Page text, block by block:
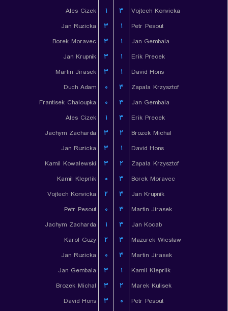
Ales Cizek
۱ ۳
Vojtech Konvicka
Jan Ruzicka
۳ ۱
Petr Pesout
Borek Moravec
۳ ۱
Jan Gembala
Jan Krupnik
۳ ۱
Erik Precek
Martin Jirasek
۳ ۱
David Hons
Duch Adam
۰ ۳
Zapala Krzysztof
Frantisek Chaloupka
۰ ۳
Jan Gembala
Ales Cizek
۱ ۳
Erik Precek
Jachym Zacharda
۳ ۲
Brozek Michal
Jan Ruzicka
۳ ۱
David Hons
Kamil Kowalewski
۳ ۲
Zapala Krzysztof
Kamil Kleprlik
۰ ۳
Borek Moravec
Vojtech Konvicka
۲ ۳
Jan Krupnik
Petr Pesout
۰ ۳
Martin Jirasek
Jachym Zacharda
۱ ۳
Jan Kocab
Karol Guzy
۲ ۳
Mazurek Wieslaw
Jan Ruzicka
۰ ۳
Martin Jirasek
Jan Gembala
۳ ۱
Kamil Kleprlik
Brozek Michal
۳ ۲
Marek Kulisek
David Hons
۳ ۰
Petr Pesout